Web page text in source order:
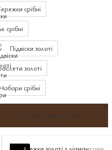
срібні
срібні
Підвіски золоті
золоті
Набори срібні
За популярністю
6